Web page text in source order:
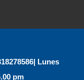
Lunes
pm